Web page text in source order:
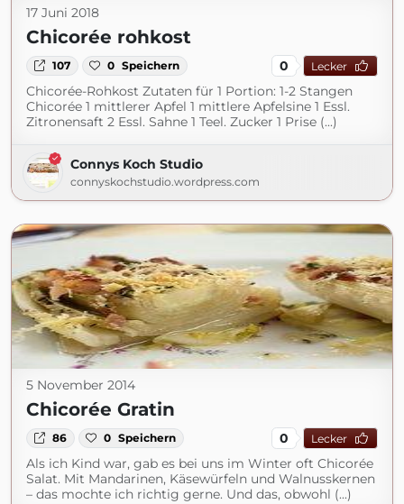
17 Juni 2018
Chicorée rohkost
107 0 Speichern 0 Lecker
Chicorée-Rohkost Zutaten für 1 Portion: 1-2 Stangen
Chicorée 1 mittlerer Apfel 1 mittlere Apfelsine 1 Essl.
Zitronensaft 2 Essl. Sahne 1 Teel. Zucker 1 Prise (...)
Connys Koch Studio
connyskochstudio.wordpress.com
5 November 2014
Chicorée Gratin
86 0 Speichern 0 Lecker
Als ich Kind war, gab es bei uns im Winter oft Chicorée
Salat. Mit Mandarinen, Käsewürfeln und Walnusskernen
– das mochte ich richtig gerne. Und das, obwohl (...)